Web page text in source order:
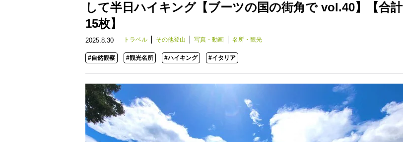
して半日ハイキング【ブーツの国の街角で vol.40】【合計
15枚】
2025.8.30 トラベル その他登山 写真・動画 名所・観光
#自然観察 #観光名所 #ハイキング #イタリア